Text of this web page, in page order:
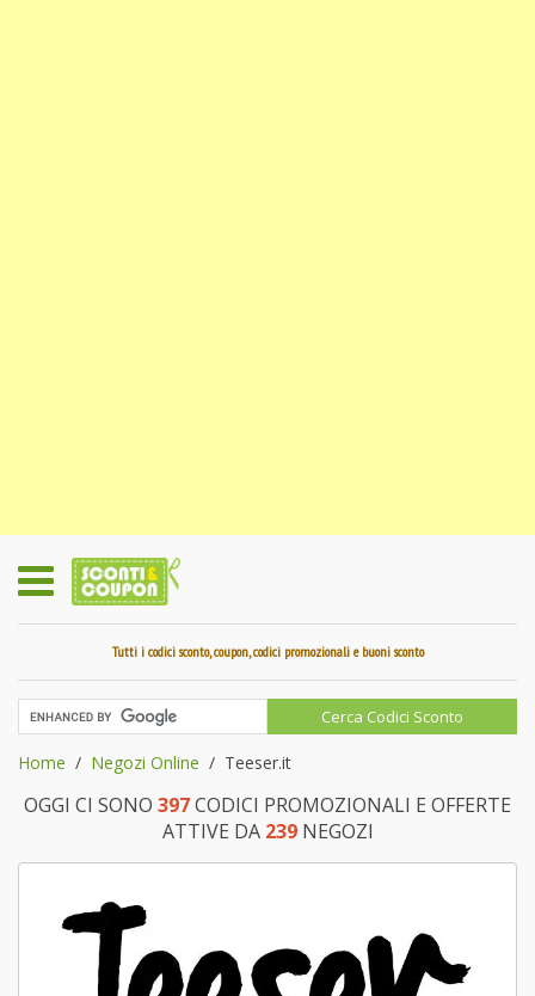
Tutti i codici sconto, coupon, codici promozionali e buoni sconto
Home Negozi Online Teeser.it
OGGI CI SONO 397CODICI PROMOZIONALI E OFFERTE
ATTIVE DA 239NEGOZI